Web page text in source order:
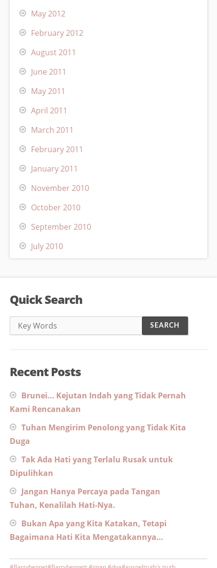
May 2012
February 2012
August 2011
June 2011
May 2011
April 2011
March 2011
February 2011
January 2011
November 2010
October 2010
September 2010
July 2010
Quick Search
Recent Posts
Brunei… Kejutan Indah yang Tidak Pernah
Kami Rencanakan
Tuhan Mengirim Penolong yang Tidak Kita
Duga
Tak Ada Hati yang Terlalu Rusak untuk
Dipulihkan
Jangan Hanya Percaya pada Tangan
Tuhan, Kenalilah Hati-Nya.
Bukan Apa yang Kita Katakan, Tetapi
Bagaimana Hati Kita Mengatakannya…